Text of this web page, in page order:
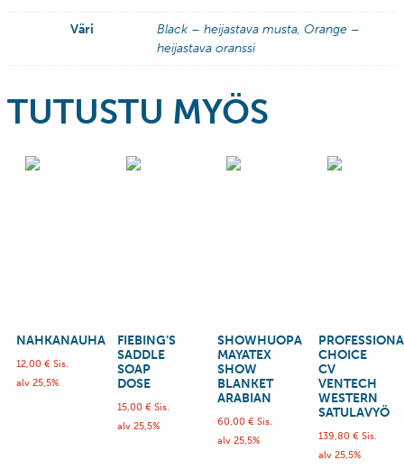
Väri
Black – heijastava musta, Orange –
heijastava oranssi
TUTUSTU MYÖS
NAHKANAUHA
12,00 € Sis.
alv 25,5%
FIEBING’S
SADDLE
SOAP
DOSE
15,00 € Sis.
alv 25,5%
SHOWHUOPA
MAYATEX
SHOW
BLANKET
ARABIAN
60,00€ Sis.
alv 25,5%
CHOICE
CV
VENTECH
WESTERN
SATULAVYÖ
139,80 € Sis.
alv 25,5%